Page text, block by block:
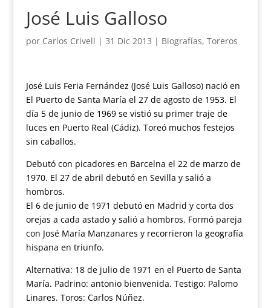
José Luis Galloso
por Carlos Crivell | 31 Dic 2013 | Biografías, Toreros
José Luis Feria Fernández (José Luis Galloso) nació en
El Puerto de Santa María el 27 de agosto de 1953. El
día 5 de junio de 1969 se vistió su primer traje de
luces en Puerto Real (Cádiz). Toreó muchos festejos
sin caballos.
Debutó con picadores en Barcelna el 22 de marzo de
1970. El 27 de abril debutó en Sevilla y salió a
hombros.
El 6 de junio de 1971 debutó en Madrid y corta dos
orejas a cada astado y salió a hombros. Formó pareja
con José María Manzanares y recorrieron la geografía
hispana en triunfo.
Alternativa: 18 de julio de 1971 en el Puerto de Santa
María. Padrino: antonio bienvenida. Testigo: Palomo
Linares. Toros: Carlos Núñez.